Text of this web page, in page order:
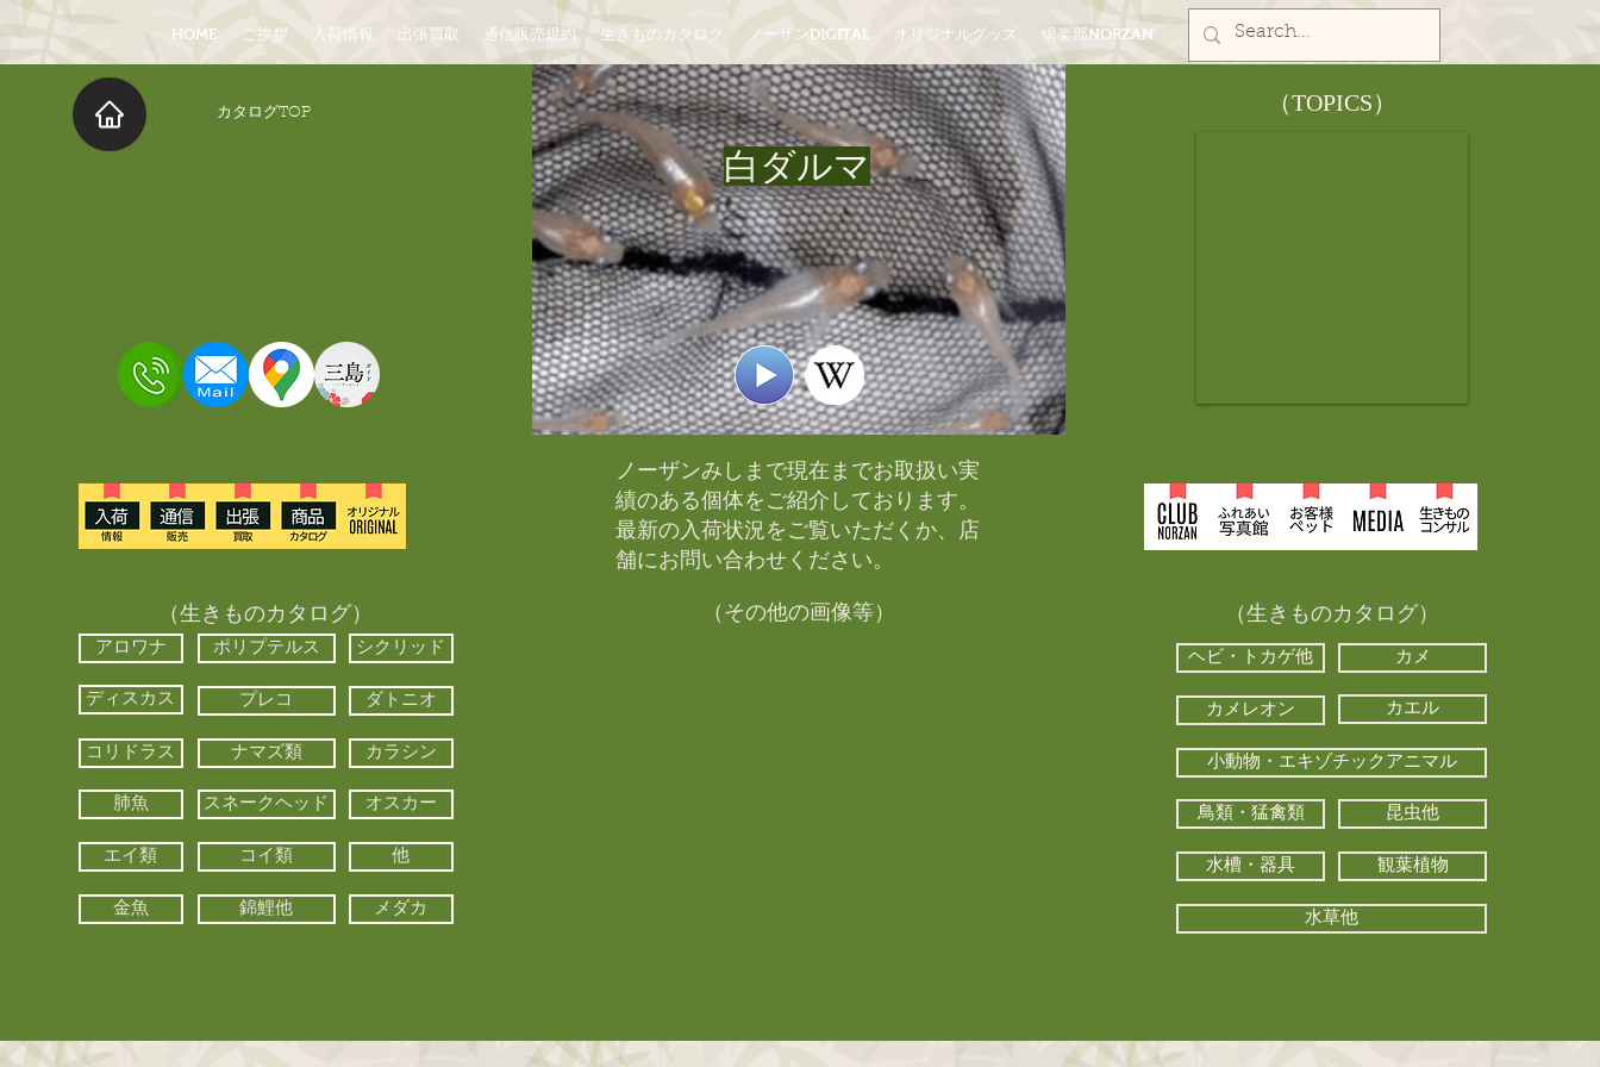
HOME ご挨拶 入荷情報 出張買取 通信販売規約 生きものカタログ ノーザンDIGITAL オリジナルグッズ 倶楽部NORZAN
​カタログTOP
白ダルマ
​（TOPICS）
（生きものカタログ）
アロワナ ポリプテルス シクリッド
ディスカス プレコ ダトニオ
コリドラス ナマズ類 カラシン
肺魚 スネークヘッド オスカー
エイ類 コイ類 他
金魚 錦鯉他 メダカ
ノーザンみしまで現在までお取扱い実
績のある個体をご紹介しております。​
最新の入荷状況をご覧いただくか、店
舗にお問い合わせください。​
（その他の画像等） （生きものカタログ）
ヘビ・トカゲ他 カメ
カメレオン カエル
小動物・エキゾチックアニマル
鳥類・猛禽類 昆虫他
水槽・器具 観葉植物
水草他